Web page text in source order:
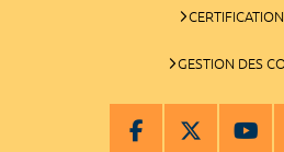
GESTION DES